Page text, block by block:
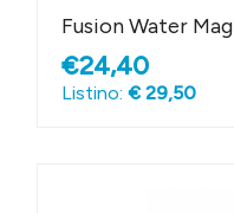
Fusion Water
€24,40
Listino: € 29,50